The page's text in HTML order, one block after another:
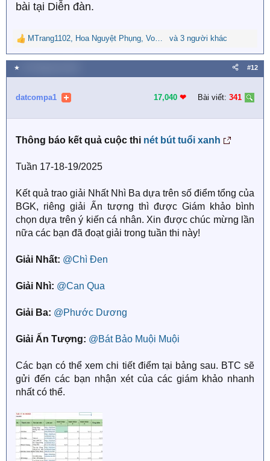
bài tại Diễn đàn.
R
e
a
c
i
n
:
MTrang1102, Hoa Nguyệt Phụng, Vong xuyên bỉ ngạn và 3 người khác
★ #12
datcompa1 17,040 ❤︎ Bài viết: 341
Thông báo kết quả cuộc thi nét bút tuổi xanh
Tuần 17-18-19/2025
Kết quả trao giải Nhất Nhì Ba dựa trên số điểm tổng của
BGK, riêng giải Ấn tượng thì được Giám khảo bình
chọn dựa trên ý kiến cá nhân. Xin được chúc mừng lần
nữa các bạn đã đoạt giải trong tuần thi này!
Giải Nhất: @Chì Đen
Giải Nhì: @Can Qua
Giải Ba: @Phước Dương
Giải Ấn Tượng: @Bát Bảo Muội Muội
Các bạn có thể xem chi tiết điểm tại bảng sau. BTC sẽ
gửi đến các bạn nhận xét của các giám khảo nhanh
nhất có thể.